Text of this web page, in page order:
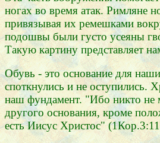
ногах во время атак. Римляне
привязывая их ремешками
подошвы были густо усеяны
Такую картину представляет
Обувь - это основание для
споткнулись и не оступились.
наш фундамент. "Ибо никто не
другого основания, кроме
есть Иисус Христос"